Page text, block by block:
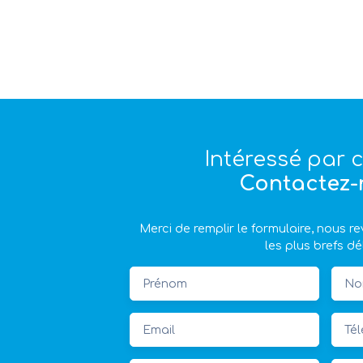
Intéressé par
Merci de remplir le formulaire, nous
les plus brefs
Prénom
Email